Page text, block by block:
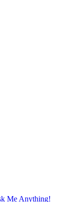
Me Anything!